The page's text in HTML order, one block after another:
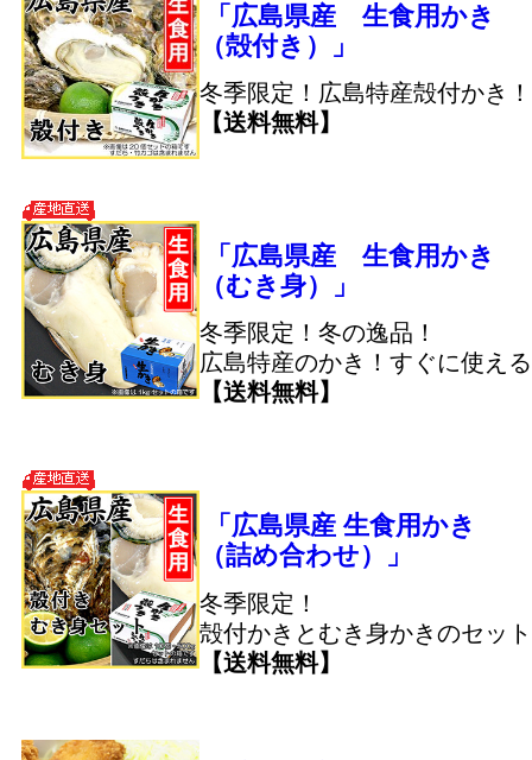
「広島県産 生食用かき
（殻付き）」
冬季限定！広島特産殻付かき！
【送料無料】
「広島県産 生食用かき
（むき身）」
冬季限定！冬の逸品！
広島特産のかき！すぐに使え
【送料無料】
「広島県産 生食用かき
（詰め合わせ）」
冬季限定！
殻付かきとむき身かきのセット
【送料無料】